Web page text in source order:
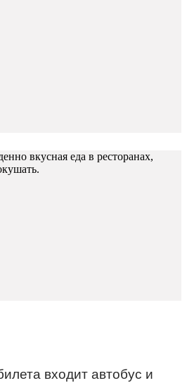
вкусная еда в ресторанах,
входит автобус и